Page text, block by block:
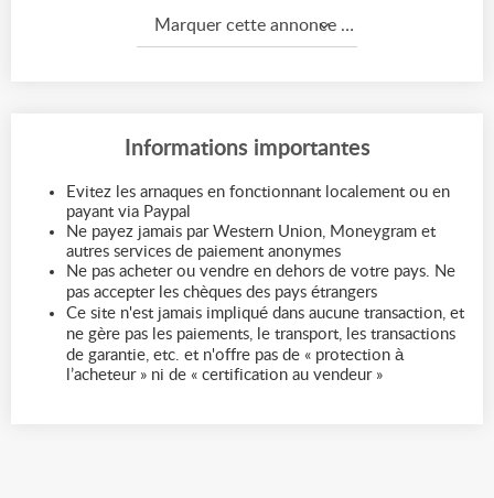
Marquer cette annonce comme...
Informations importantes
Evitez les arnaques en fonctionnant localement ou en
payant via Paypal
Ne payez jamais par Western Union, Moneygram et
autres services de paiement anonymes
Ne pas acheter ou vendre en dehors de votre pays. Ne
pas accepter les chèques des pays étrangers
Ce site n'est jamais impliqué dans aucune transaction, et
ne gère pas les paiements, le transport, les transactions
de garantie, etc. et n'offre pas de « protection à
l’acheteur » ni de « certification au vendeur »